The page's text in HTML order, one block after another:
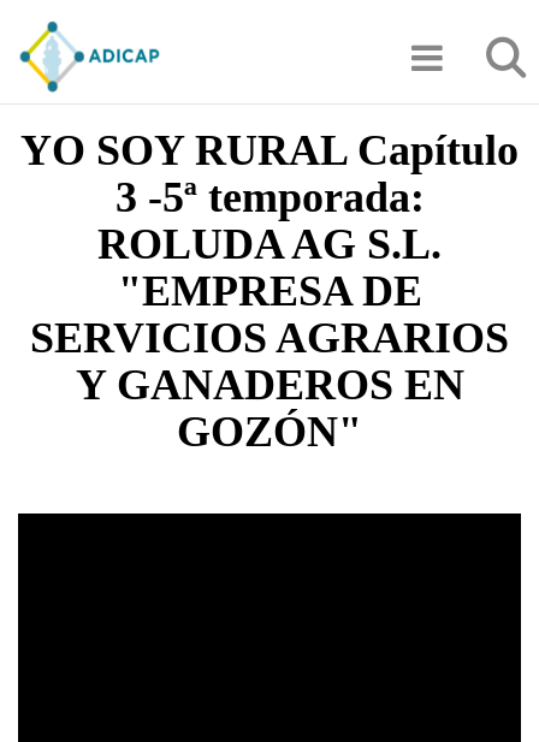
contenido
principal
YO SOY RURAL Capítulo
3 -5ª temporada:
ROLUDA AG S.L.
"EMPRESA DE
SERVICIOS AGRARIOS
Y GANADEROS EN
GOZÓN"